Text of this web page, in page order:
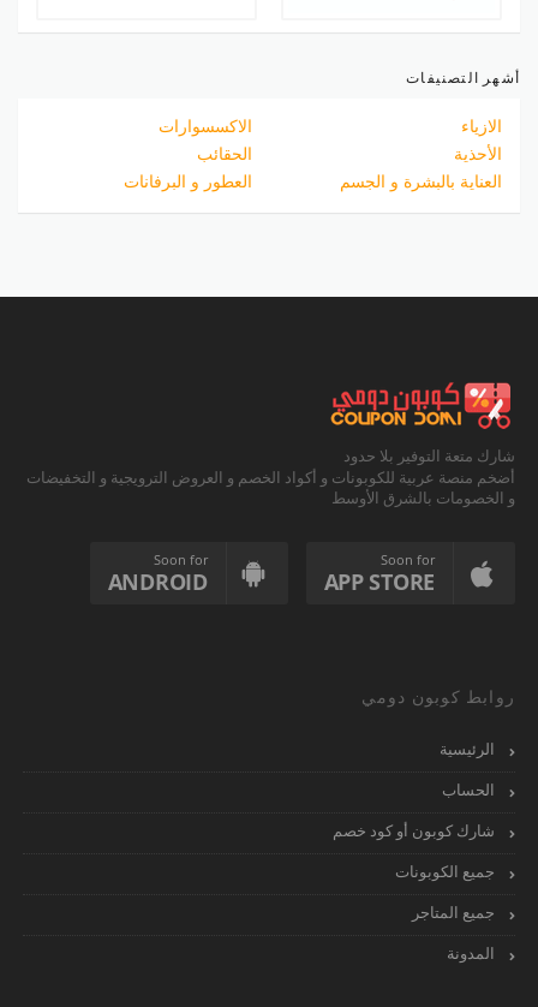
أشهر التصنيفات
الازياء
الاكسسوارات
الأحذية
الحقائب
العناية بالبشرة و الجسم
العطور و البرفانات
شارك متعة التوفير بلا حدود
أضخم منصة عربية للكوبونات و أكواد الخصم و العروض الترويجية و التخفيضات
و الخصومات بالشرق الأوسط
Soon for
APP STORE
Soon for
ANDROID
روابط كوبون دومي
الرئيسية
الحساب
شارك كوبون أو كود خصم
جميع الكوبونات
جميع المتاجر
المدونة